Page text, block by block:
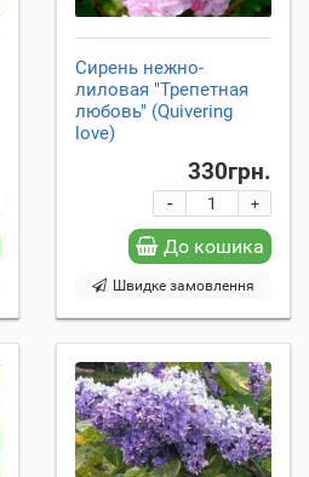
Сирень нежно-
лиловая "Трепетная
любовь" (Quivering
love)
330грн.
+
-
До кошика
Швидке замовлення